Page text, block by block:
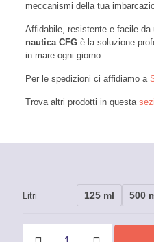
meccanismi della tua
Affidabile, resistente e facile da
nautica CFGè la soluzione
in mare ogni giorno.
Per le spedizioni ci affidiamo a
Trova altri prodotti in questa
Litri 125 ml 500